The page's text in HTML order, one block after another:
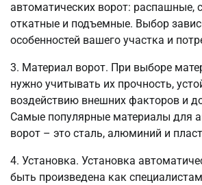
автоматических ворот: распашные,
откатные и подъемные. Выбор
особенностей вашего участка и
3. Материал ворот. При выборе
нужно учитывать их прочность,
воздействию внешних факторов и
Самые популярные материалы для
ворот – это сталь, алюминий и
4. Установка. Установка
быть произведена как